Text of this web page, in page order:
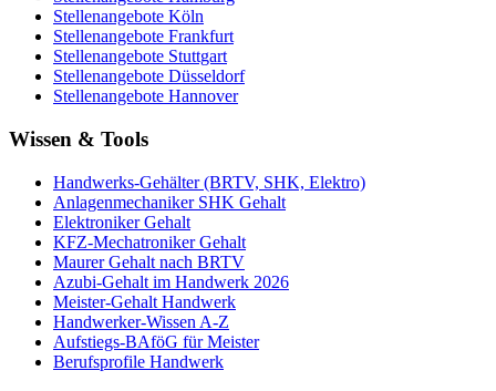
Stellenangebote Köln
Stellenangebote Frankfurt
Stellenangebote Stuttgart
Stellenangebote Düsseldorf
Stellenangebote Hannover
Wissen & Tools
Handwerks-Gehälter (BRTV, SHK, Elektro)
Anlagenmechaniker SHK Gehalt
Elektroniker Gehalt
KFZ-Mechatroniker Gehalt
Maurer Gehalt nach BRTV
Azubi-Gehalt im Handwerk 2026
Meister-Gehalt Handwerk
Handwerker-Wissen A-Z
Aufstiegs-BAföG für Meister
Berufsprofile Handwerk